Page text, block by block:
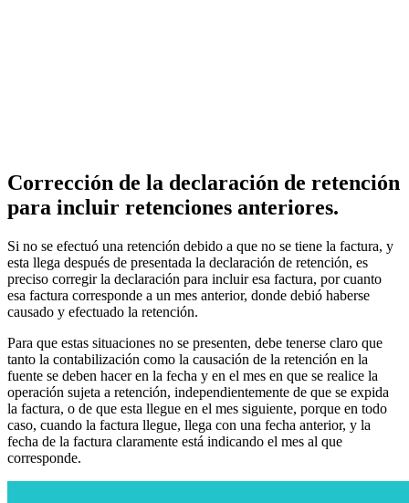
Corrección de la declaración de retención
para incluir retenciones anteriores.
Si no se efectuó una retención debido a que no se tiene la factura, y
esta llega después de presentada la declaración de retención, es
preciso corregir la declaración para incluir esa factura, por cuanto
esa factura corresponde a un mes anterior, donde debió haberse
causado y efectuado la retención.
Para que estas situaciones no se presenten, debe tenerse claro que
tanto la contabilización como la causación de la retención en la
fuente se deben hacer en la fecha y en el mes en que se realice la
operación sujeta a retención, independientemente de que se expida
la factura, o de que esta llegue en el mes siguiente, porque en todo
caso, cuando la factura llegue, llega con una fecha anterior, y la
fecha de la factura claramente está indicando el mes al que
corresponde.